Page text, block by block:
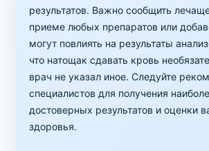
результатов. Важно сообщить
приеме любых препаратов или
могут повлиять на результаты
что натощак сдавать кровь
врач не указал иное. Следуйте
специалистов для получения
достоверных результатов и оценки
здоровья.